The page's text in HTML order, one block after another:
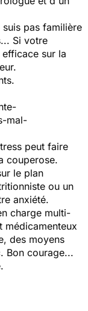
pas familière
Si votre
sur la
mal-
peut faire
couperose.
le plan
ou un
anxiété.
charge multi-
médicamenteux
des moyens
Bon courage...